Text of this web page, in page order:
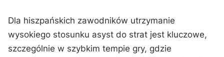
Dla hiszpańskich zawodników utrzymanie
wysokiego stosunku asyst do strat jest kluczowe,
szczególnie w szybkim tempie gry, gdzie